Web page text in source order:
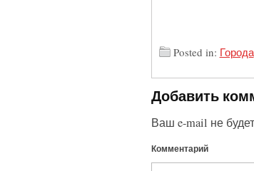
Posted in: Города
Добавить
Ваш e-mail не
Комментарий